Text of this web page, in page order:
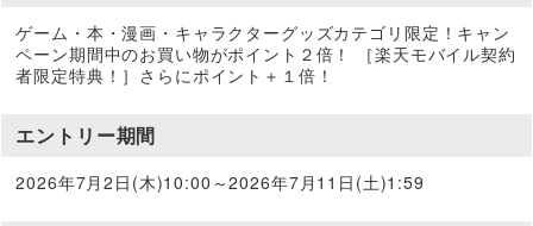
ゲーム・本・漫画・キャラクターグッズカテゴリ限定！キャン
ペーン期間中のお買い物がポイント２倍！ ［楽天モバイル契約
者限定特典！］さらにポイント＋１倍！
エントリー期間
2026年7月2日(木)10:00～2026年7月11日(土)1:59